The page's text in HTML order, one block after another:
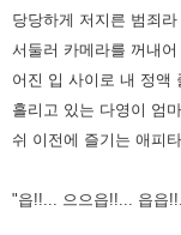
당당하게 저지른 범죄
서둘러 카메라를 꺼내
어진 입 사이로 내 정액
흘리고 있는 다영이 엄
쉬 이전에 즐기는 애피
"읍!!... 으으읍!!... 읍읍